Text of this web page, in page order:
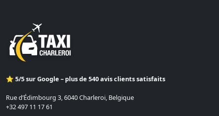
⭐ 5/5 sur Google – plus de 540 avis clients satisfaits
Rue d’Édimbourg 3, 6040 Charleroi, Belgique
+32 497 11 17 61